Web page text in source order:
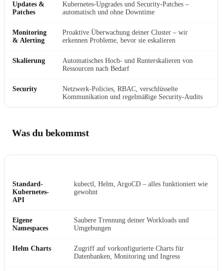
Updates &
Patches
Kubernetes-Upgrades und Security-Patches –
automatisch und ohne Downtime
Monitoring
& Alerting
Proaktive Überwachung deiner Cluster – wir
erkennen Probleme, bevor sie eskalieren
Skalierung
Automatisches Hoch- und Runterskalieren von
Ressourcen nach Bedarf
Security
Netzwerk-Policies, RBAC, verschlüsselte
Kommunikation und regelmäßige Security-Audits
Was du bekommst
Standard-
Kubernetes-
API
kubectl, Helm, ArgoCD – alles funktioniert wie
gewohnt
Eigene
Namespaces
Saubere Trennung deiner Workloads und
Umgebungen
Helm Charts
Zugriff auf vorkonfigurierte Charts für
Datenbanken, Monitoring und Ingress